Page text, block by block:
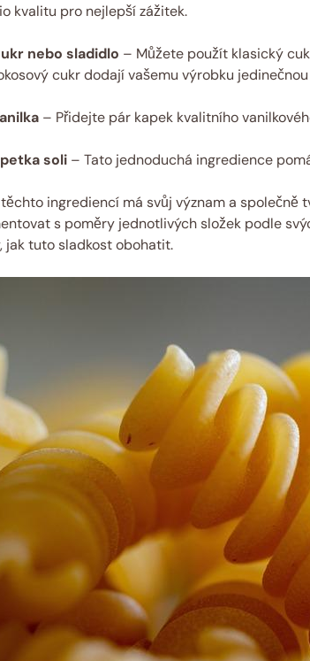
kvalitu pro nejlepší zážitek.
nebo sladidlo – Můžete použít⁣ klasický
cukr dodají vašemu výrobku
– Přidejte pár ⁤kapek ‍kvalitního
soli – ⁢Tato jednoduchá ingredience
těchto ​ingrediencí má svůj význam a⁢ společně
s poměry jednotlivých složek ​podle
jak tuto sladkost obohatit.